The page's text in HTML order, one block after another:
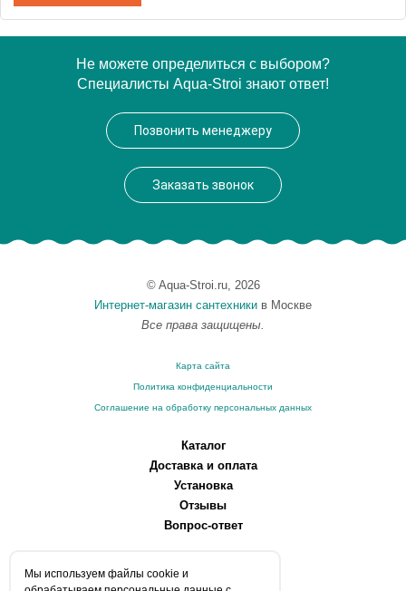
Не можете определиться с выбором?
Специалисты Aqua-Stroi знают ответ!
Позвонить менеджеру
Заказать звонок
© Aqua-Stroi.ru, 2026
Интернет-магазин сантехники в Москве
Все права защищены.
Карта сайта
Политика конфиденциальности
Соглашение на обработку персональных данных
Каталог
Доставка и оплата
Установка
Отзывы
Вопрос-ответ
Мы используем файлы сookie и